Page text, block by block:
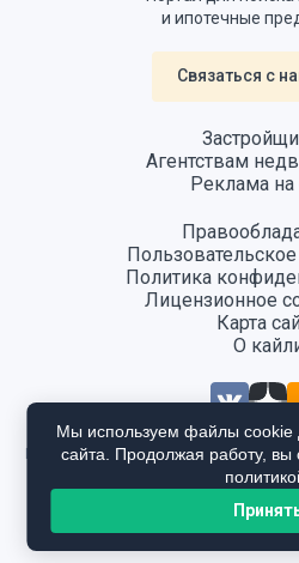
и ипотечные
Связаться с
Агентствам
Реклама на
Политика
Лицензионное
Карта
О
Информация, размещенная на сайте,
и предоставляется в
подробной информации общайтесь
Мы используем файлы cookie
сайта. Продолжая работу, вы